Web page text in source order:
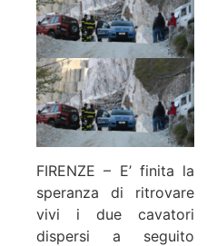
FIRENZE – E’ finita la
speranza di ritrovare
vivi i due cavatori
dispersi a seguito